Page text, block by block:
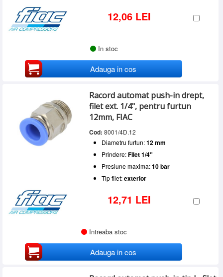
12,06 LEI
In stoc
Adauga in cos
Racord automat push-in drept,
filet ext. 1/4", pentru furtun
12mm, FIAC
Cod: 8001/4D.12
Diametru furtun:12 mm
Prindere:Filet 1/4"
Presiune maxima:10 bar
Tip filet:exterior
12,71 LEI
Intreaba stoc
Adauga in cos